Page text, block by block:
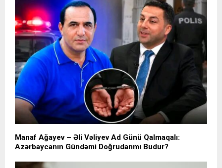
Manaf Ağayev – Əli Vəliyev Ad Günü Qalmaqalı:
Azərbaycanın Gündəmi Doğrudanmı Budur?